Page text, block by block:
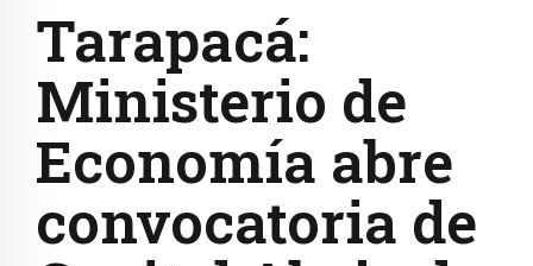
Tarapacá:
Ministerio de
Economía abre
convocatoria de